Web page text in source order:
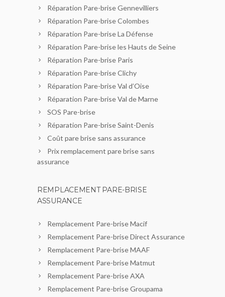
Réparation Pare-brise Gennevilliers
Réparation Pare-brise Colombes
Réparation Pare-brise La Défense
Réparation Pare-brise les Hauts de Seine
Réparation Pare-brise Paris
Réparation Pare-brise Clichy
Réparation Pare-brise Val d’Oise
Réparation Pare-brise Val de Marne
SOS Pare-brise
Réparation Pare-brise Saint-Denis
Coût pare brise sans assurance
Prix remplacement pare brise sans
assurance
REMPLACEMENT PARE-BRISE
ASSURANCE
Remplacement Pare-brise Macif
Remplacement Pare-brise Direct Assurance
Remplacement Pare-brise MAAF
Remplacement Pare-brise Matmut
Remplacement Pare-brise AXA
Remplacement Pare-brise Groupama